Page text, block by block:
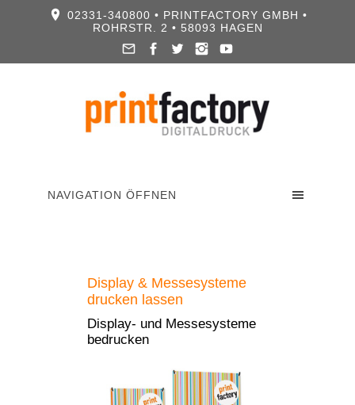
02331-340800 • PRINTFACTORY GMBH •
ROHRSTR. 2 • 58093 HAGEN
NAVIGATION ÖFFNEN
Display & Messesysteme
drucken lassen
Display- und Messesysteme
bedrucken